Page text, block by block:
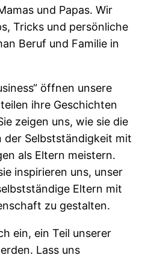
und Papas. Wir
Tricks und persönliche
Beruf und Familie in
öffnen unsere
ihre Geschichten
zeigen uns, wie sie die
der Selbstständigkeit mit
als Eltern meistern.
inspirieren uns, unser
Eltern mit
zu gestalten.
ein, ein Teil unserer
Lass uns